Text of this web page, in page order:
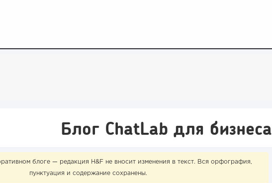
Блог ChatLab для бизнеса
блоге — редакция H&F не вносит изменения в текст. Вся орфография,
пунктуация и содержание сохранены.